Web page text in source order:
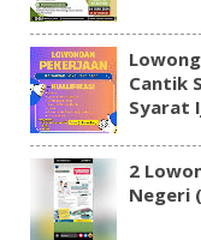
Cantik
Syarat
2
Negeri